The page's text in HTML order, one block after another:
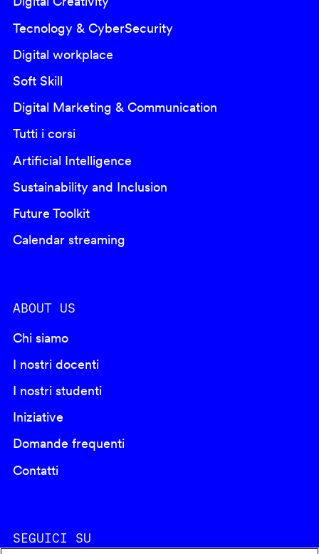
Tecnology & CyberSecurity
Digital workplace
Soft Skill
Digital Marketing & Communication
Tutti i corsi
Artificial Intelligence
Sustainability and Inclusion
Future Toolkit
Calendar streaming
ABOUT US
Chi siamo
I nostri docenti
I nostri studenti
Iniziative
Domande frequenti
Contatti
SEGUICI SU